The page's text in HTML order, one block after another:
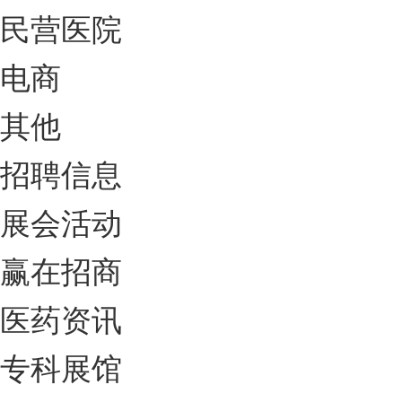
民营医院
电商
其他
招聘信息
展会活动
赢在招商
医药资讯
专科展馆